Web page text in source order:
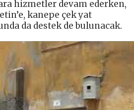
hizmetler devam ederken,
kanepe çek yat
da destek de bulunacak.